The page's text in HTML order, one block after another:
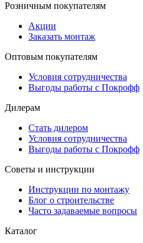
Розничным покупателям
Акции
Заказать монтаж
Оптовым покупателям
Условия сотрудничества
Выгоды работы с Покрофф
Дилерам
Стать дилером
Условия сотрудничества
Выгоды работы с Покрофф
Советы и инструкции
Инструкции по монтажу
Блог о строительстве
Часто задаваемые вопросы
Каталог